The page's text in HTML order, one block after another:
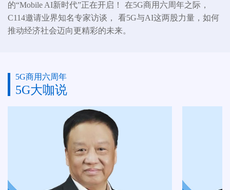
的“Mobile AI新时代”正在开启！
在5G商用六周年之际，
C114邀请业界知名专家访谈，
看5G与AI这两股力量，如何
推动经济社会迈向更精彩的未来。
5G商用六周年
5G大咖说